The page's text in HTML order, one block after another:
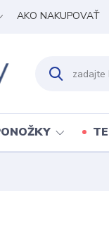
AKO NAKUPOVAŤ